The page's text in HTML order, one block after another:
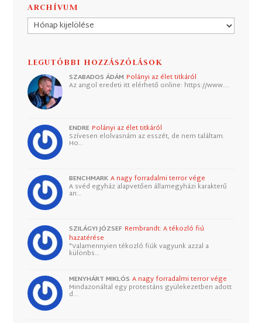
ARCHÍVUM
Archívum
LEGUTÓBBI HOZZÁSZÓLÁSOK
SZABADOS ÁDÁM Polányi az élet titkáról
Az angol eredeti itt elérhető online: https://www.…
ENDRE Polányi az élet titkáról
Szívesen elolvasnám az esszét, de nem találtam.
Ho…
BENCHMARK A nagy forradalmi terror vége
A svéd egyház alapvetően államegyházi karakterű
an…
SZILÁGYI JÓZSEF Rembrandt: A tékozló fiú
hazatérése
"Valamennyien tékozló fiúk vagyunk azzal a
különbs…
MENYHÁRT MIKLÓS A nagy forradalmi terror vége
Mindazonáltal egy protestáns gyülekezetben adott
d…